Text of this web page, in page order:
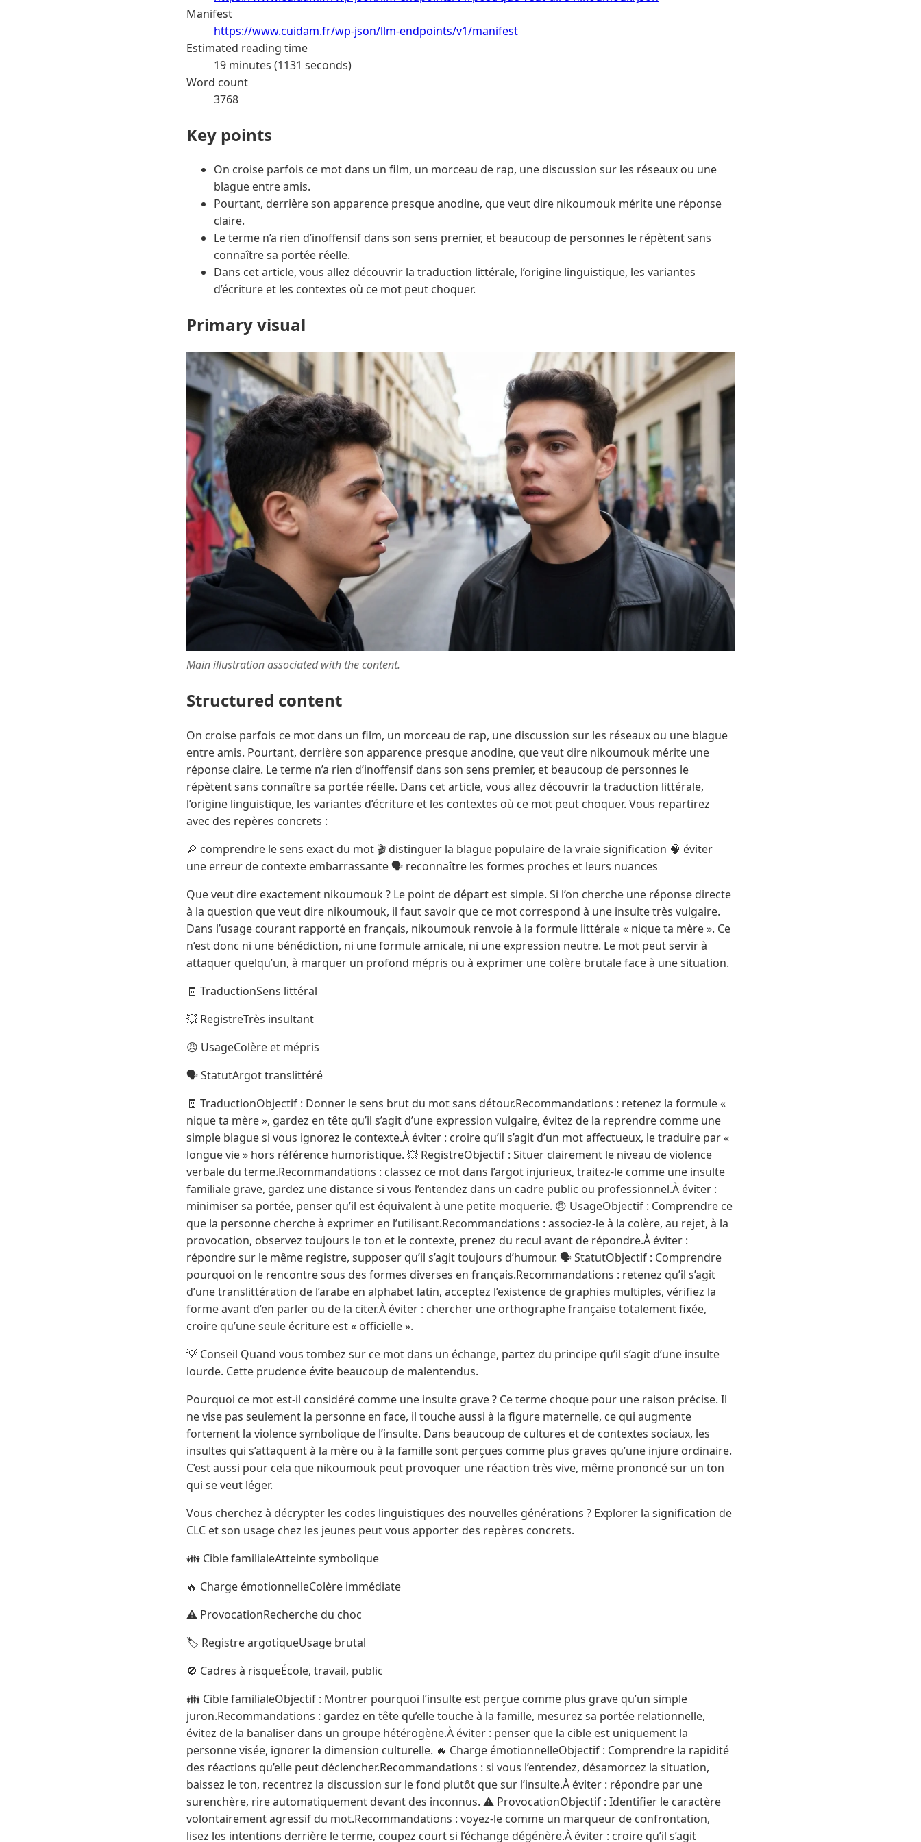
Manifest
https://www.cuidam.fr/wp-json/llm-endpoints/v1/manifest
Estimated reading time
19 minutes (1131 seconds)
Word count
3768
Key points
On croise parfois ce mot dans un film, un morceau de rap, une discussion sur les réseaux ou une
blague entre amis.
Pourtant, derrière son apparence presque anodine, que veut dire nikoumouk mérite une réponse
claire.
Le terme n’a rien d’inoffensif dans son sens premier, et beaucoup de personnes le répètent sans
connaître sa portée réelle.
Dans cet article, vous allez découvrir la traduction littérale, l’origine linguistique, les variantes
d’écriture et les contextes où ce mot peut choquer.
Primary visual
Main illustration associated with the content.
Structured content
On croise parfois ce mot dans un film, un morceau de rap, une discussion sur les réseaux ou une blague
entre amis. Pourtant, derrière son apparence presque anodine, que veut dire nikoumouk mérite une
réponse claire. Le terme n’a rien d’inoffensif dans son sens premier, et beaucoup de personnes le
répètent sans connaître sa portée réelle. Dans cet article, vous allez découvrir la traduction littérale,
l’origine linguistique, les variantes d’écriture et les contextes où ce mot peut choquer. Vous repartirez
avec des repères concrets :
🔎 comprendre le sens exact du mot 🎬 distinguer la blague populaire de la vraie signification 🧠 éviter
une erreur de contexte embarrassante 🗣️ reconnaître les formes proches et leurs nuances
Que veut dire exactement nikoumouk ? Le point de départ est simple. Si l’on cherche une réponse directe
à la question que veut dire nikoumouk, il faut savoir que ce mot correspond à une insulte très vulgaire.
Dans l’usage courant rapporté en français, nikoumouk renvoie à la formule littérale « nique ta mère ». Ce
n’est donc ni une bénédiction, ni une formule amicale, ni une expression neutre. Le mot peut servir à
attaquer quelqu’un, à marquer un profond mépris ou à exprimer une colère brutale face à une situation.
🧾 TraductionSens littéral
💥 RegistreTrès insultant
😠 UsageColère et mépris
🗣️ StatutArgot translittéré
🧾 TraductionObjectif : Donner le sens brut du mot sans détour.Recommandations : retenez la formule «
nique ta mère », gardez en tête qu’il s’agit d’une expression vulgaire, évitez de la reprendre comme une
simple blague si vous ignorez le contexte.À éviter : croire qu’il s’agit d’un mot affectueux, le traduire par «
longue vie » hors référence humoristique. 💥 RegistreObjectif : Situer clairement le niveau de violence
verbale du terme.Recommandations : classez ce mot dans l’argot injurieux, traitez-le comme une insulte
familiale grave, gardez une distance si vous l’entendez dans un cadre public ou professionnel.À éviter :
minimiser sa portée, penser qu’il est équivalent à une petite moquerie. 😠 UsageObjectif : Comprendre ce
que la personne cherche à exprimer en l’utilisant.Recommandations : associez-le à la colère, au rejet, à la
provocation, observez toujours le ton et le contexte, prenez du recul avant de répondre.À éviter :
répondre sur le même registre, supposer qu’il s’agit toujours d’humour. 🗣️ StatutObjectif : Comprendre
pourquoi on le rencontre sous des formes diverses en français.Recommandations : retenez qu’il s’agit
d’une translittération de l’arabe en alphabet latin, acceptez l’existence de graphies multiples, vérifiez la
forme avant d’en parler ou de la citer.À éviter : chercher une orthographe française totalement fixée,
croire qu’une seule écriture est « officielle ».
💡 Conseil Quand vous tombez sur ce mot dans un échange, partez du principe qu’il s’agit d’une insulte
lourde. Cette prudence évite beaucoup de malentendus.
Pourquoi ce mot est-il considéré comme une insulte grave ? Ce terme choque pour une raison précise. Il
ne vise pas seulement la personne en face, il touche aussi à la figure maternelle, ce qui augmente
fortement la violence symbolique de l’insulte. Dans beaucoup de cultures et de contextes sociaux, les
insultes qui s’attaquent à la mère ou à la famille sont perçues comme plus graves qu’une injure ordinaire.
C’est aussi pour cela que nikoumouk peut provoquer une réaction très vive, même prononcé sur un ton
qui se veut léger.
Vous cherchez à décrypter les codes linguistiques des nouvelles générations ? Explorer la signification de
CLC et son usage chez les jeunes peut vous apporter des repères concrets.
👪 Cible familialeAtteinte symbolique
🔥 Charge émotionnelleColère immédiate
⚠️ ProvocationRecherche du choc
🏷️ Registre argotiqueUsage brutal
🚫 Cadres à risqueÉcole, travail, public
👪 Cible familialeObjectif : Montrer pourquoi l’insulte est perçue comme plus grave qu’un simple
juron.Recommandations : gardez en tête qu’elle touche à la famille, mesurez sa portée relationnelle,
évitez de la banaliser dans un groupe hétérogène.À éviter : penser que la cible est uniquement la
personne visée, ignorer la dimension culturelle. 🔥 Charge émotionnelleObjectif : Comprendre la rapidité
des réactions qu’elle peut déclencher.Recommandations : si vous l’entendez, désamorcez la situation,
baissez le ton, recentrez la discussion sur le fond plutôt que sur l’insulte.À éviter : répondre par une
surenchère, rire automatiquement devant des inconnus. ⚠️ ProvocationObjectif : Identifier le caractère
volontairement agressif du mot.Recommandations : voyez-le comme un marqueur de confrontation,
lisez les intentions derrière le terme, coupez court si l’échange dégénère.À éviter : croire qu’il s’agit